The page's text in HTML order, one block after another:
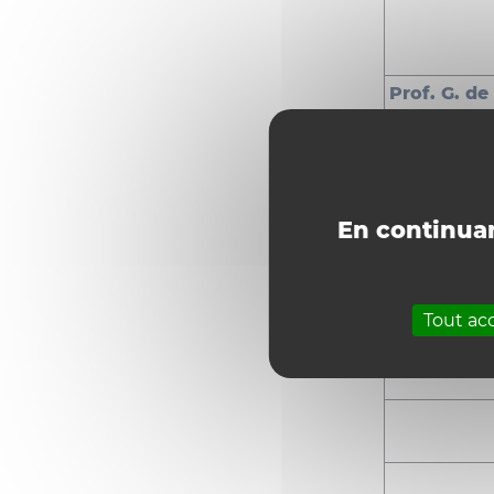
En
Tout
Prof. G. de